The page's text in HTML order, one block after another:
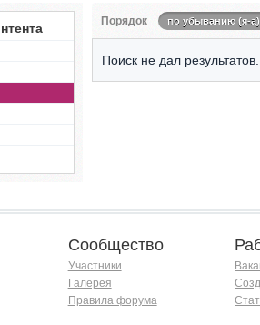
Порядок по убыванию (я-а)
Поиск не дал результатов.
Сообщество
Участники
Галерея
Правила форума